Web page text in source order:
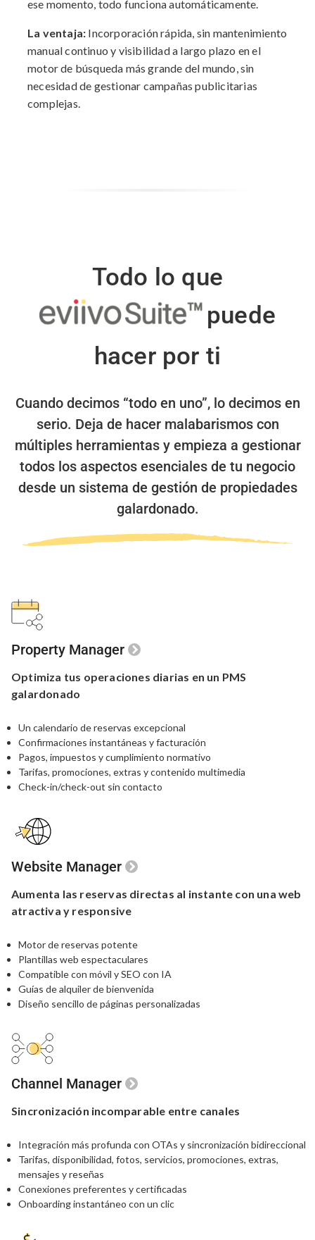
ese momento, todo funciona automáticamente.
La ventaja: Incorporación rápida, sin mantenimiento
manual continuo y visibilidad a largo plazo en el
motor de búsqueda más grande del mundo, sin
necesidad de gestionar campañas publicitarias
complejas.
Todo lo que
puede
hacer por ti
Cuando decimos “todo en uno”, lo decimos en
serio. Deja de hacer malabarismos con
múltiples herramientas y empieza a gestionar
todos los aspectos esenciales de tu negocio
desde un sistema de gestión de propiedades
galardonado.
Property Manager
Optimiza tus operaciones diarias en un PMS
galardonado
Un calendario de reservas excepcional
Confirmaciones instantáneas y facturación
Pagos, impuestos y cumplimiento normativo
Tarifas, promociones, extras y contenido multimedia
Check-in/check-out sin contacto
Website Manager
Aumenta las reservas directas al instante con unaweb
atractiva y responsive
Motor de reservas potente
Plantillas web espectaculares
Compatible con móvil y SEO con IA
Guías de alquiler de bienvenida
Diseño sencillo de páginas personalizadas
Channel Manager
Sincronización incomparable entre canales
Integración más profunda con OTAs y sincronización bidireccional
Tarifas, disponibilidad, fotos, servicios, promociones, extras,
mensajes y reseñas
Conexiones preferentes y certificadas
Onboarding instantáneo con un clic